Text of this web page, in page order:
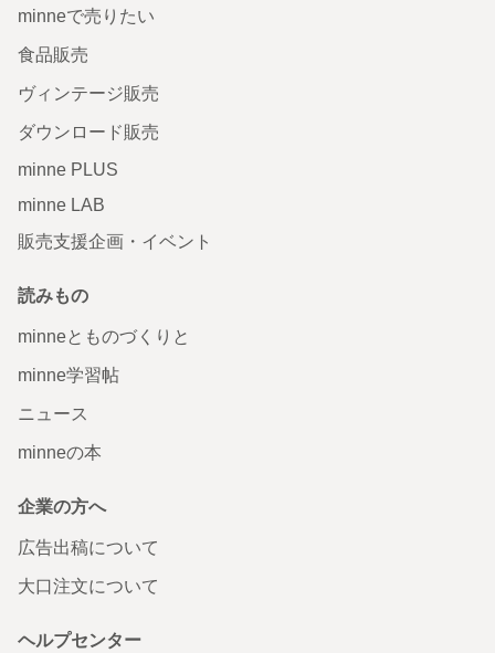
minneで売りたい
食品販売
ヴィンテージ販売
ダウンロード販売
minne PLUS
minne LAB
販売支援企画・イベント
読みもの
minneとものづくりと
minne学習帖
ニュース
minneの本
企業の方へ
広告出稿について
大口注文について
ヘルプセンター